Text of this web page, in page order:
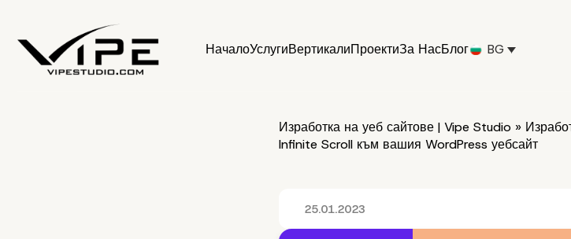
НачалоУслугиВертикалиПроектиЗа НасБлог BG
Изработка на уеб сайтове | Vipe Studio »
Infinite Scroll към вашия WordPress уебсайт
25.01.2023